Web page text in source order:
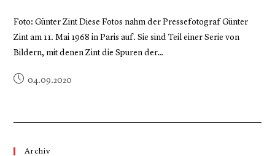
Foto: Günter Zint Diese Fotos nahm der Pressefotograf Günter
Zint am 11. Mai 1968 in Paris auf. Sie sind Teil einer Serie von
Bildern, mit denen Zint die Spuren der…
04.09.2020
Archiv